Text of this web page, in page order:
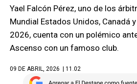
Yael Falcón Pérez, uno de los
Mundial Estados Unidos, Canadá
2026, cuenta con un polémico
Ascenso con un famoso club.
09 DE ABRIL, 2026 | 11.02